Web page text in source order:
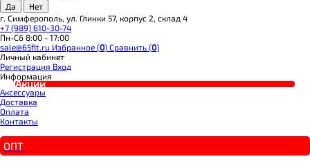
г. Симферополь, ул. Глинки 57, корпус 2, склад 4
+7 (989) 610-30-74
Пн-Сб 8:00 - 17:00
sale@65fit.ru Избранное (0) Сравнить (0)
Личный кабинет
Регистрация Вход
Информация
Акции
Аксессуары
Доставка
Оплата
Контакты
ОПТ